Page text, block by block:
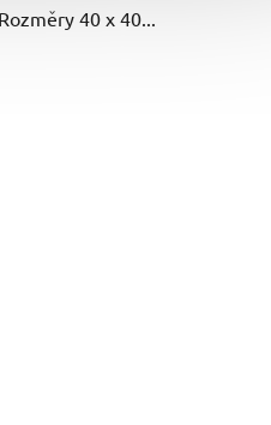
40 x 40...